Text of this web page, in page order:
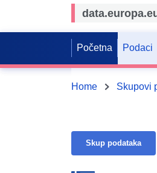
Početna Podaci
Home Skupovi
Skup podataka